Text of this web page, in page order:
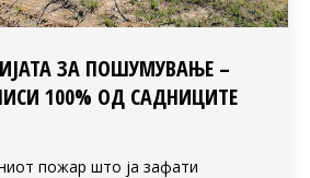
ЗА ПОШУМУВАЊЕ –
100% ОД САДНИЦИТЕ
пожар што ја зафати